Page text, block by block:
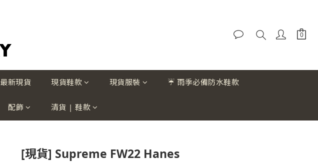
最新現貨 現貨鞋款 現貨服裝 ☔ 雨季必備防水鞋款
配飾 清貨 | 鞋款
[現貨] Supreme FW22 Hanes